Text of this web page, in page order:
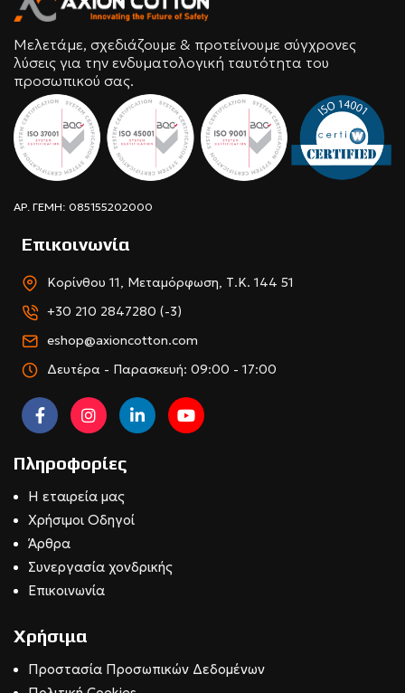
Μελετάμε, σχεδιάζουμε & προτείνουμε σύγχρονες
λύσεις για την ενδυματολογική ταυτότητα του
προσωπικού σας.
ΑΡ. ΓΕΜΗ: 085155202000
Επικοινωνία
Κορίνθου 11, Μεταμόρφωση, Τ.Κ. 144 51
+30 210 2847280 (-3)
eshop@axioncotton.com
Δευτέρα - Παρασκευή: 09:00 - 17:00
Πληροφορίες
Η εταιρεία μας
Χρήσιμοι Οδηγοί
Άρθρα
Συνεργασία χονδρικής
Επικοινωνία
Χρήσιμα
Προστασία Προσωπικών Δεδομένων